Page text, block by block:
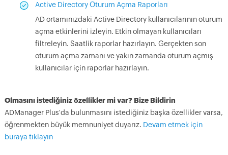
Active Directory Oturum Açma Raporları
AD ortamınızdaki Active Directory kullanıcılarının oturum
açma etkinlerini izleyin. Etkin olmayan kullanıcıları
filtreleyin. Saatlik raporlar hazırlayın. Gerçekten son
oturum açma zamanı ve yakın zamanda oturum açmış
kullanıcılar için raporlar hazırlayın.
Olmasını istediğiniz özellikler mi var? Bize Bildirin
ADManager Plus'da bulunmasını istediğiniz başka özellikler varsa,
öğrenmekten büyük memnuniyet duyarız. Devam etmek için
buraya tıklayın